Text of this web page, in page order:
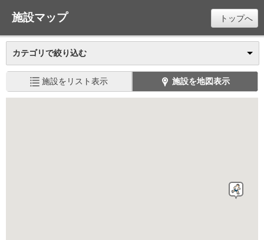
施設マップ トップへ
カテゴリで絞り込む
施設をリスト表示 施設を地図表示